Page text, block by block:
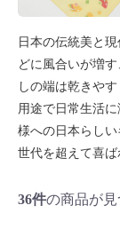
日本の伝統美と
どに風合いが増
しの端は乾きや
用途で日常生活
様への日本らしい
世代を超えて喜ば
36件の商品が